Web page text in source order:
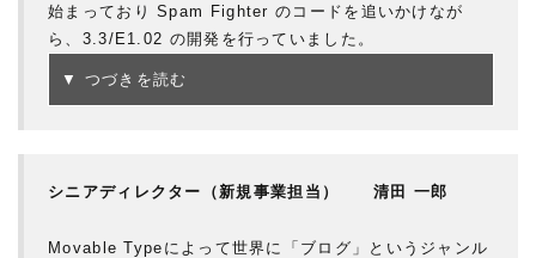
始まっており Spam Fighter のコードを追いかけなが
ら、3.3/E1.02 の開発を行っていました。
▼ つづきを読む
シニアディレクター（新規事業担当） 清田 一郎
Movable Typeによって世界に「ブログ」というジャンル